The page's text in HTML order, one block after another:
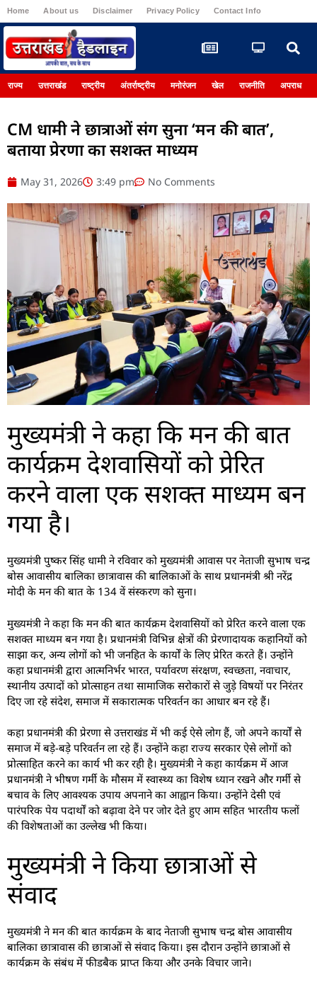
Home About us Disclaimer Privacy Policy Contact Info
राज्य उत्तराखंड राष्ट्रीय अंतर्राष्ट्रीय मनोरंजन खेल राजनीति अपराध
CM धामी ने छात्राओं संग सुना ‘मन की बात’,
बताया प्रेरणा का सशक्त माध्यम
May 31, 2026 3:49 pm No Comments
मुख्यमंत्री ने कहा कि मन की बात
कार्यक्रम देशवासियों को प्रेरित
करने वाला एक सशक्त माध्यम बन
गया है।
मुख्यमंत्री पुष्कर सिंह धामी ने रविवार को मुख्यमंत्री आवास पर नेताजी सुभाष चन्द्र
बोस आवासीय बालिका छात्रावास की बालिकाओं के साथ प्रधानमंत्री श्री नरेंद्र
मोदी के मन की बात के 134 वें संस्करण को सुना।
मुख्यमंत्री ने कहा कि मन की बात कार्यक्रम देशवासियों को प्रेरित करने वाला एक
सशक्त माध्यम बन गया है। प्रधानमंत्री विभिन्न क्षेत्रों की प्रेरणादायक कहानियों को
साझा कर, अन्य लोगों को भी जनहित के कार्यों के लिए प्रेरित करते हैं। उन्होंने
कहा प्रधानमंत्री द्वारा आत्मनिर्भर भारत, पर्यावरण संरक्षण, स्वच्छता, नवाचार,
स्थानीय उत्पादों को प्रोत्साहन तथा सामाजिक सरोकारों से जुड़े विषयों पर निरंतर
दिए जा रहे संदेश, समाज में सकारात्मक परिवर्तन का आधार बन रहे हैं।
कहा प्रधानमंत्री की प्रेरणा से उत्तराखंड में भी कई ऐसे लोग हैं, जो अपने कार्यों से
समाज में बड़े-बड़े परिवर्तन ला रहे हैं। उन्होंने कहा राज्य सरकार ऐसे लोगों को
प्रोत्साहित करने का कार्य भी कर रही है। मुख्यमंत्री ने कहा कार्यक्रम में आज
प्रधानमंत्री ने भीषण गर्मी के मौसम में स्वास्थ्य का विशेष ध्यान रखने और गर्मी से
बचाव के लिए आवश्यक उपाय अपनाने का आह्वान किया। उन्होंने देसी एवं
पारंपरिक पेय पदार्थों को बढ़ावा देने पर जोर देते हुए आम सहित भारतीय फलों
की विशेषताओं का उल्लेख भी किया।
मुख्यमंत्री ने किया छात्राओं से
संवाद
मुख्यमंत्री ने मन की बात कार्यक्रम के बाद नेताजी सुभाष चन्द्र बोस आवासीय
बालिका छात्रावास की छात्राओं से संवाद किया। इस दौरान उन्होंने छात्राओं से
कार्यक्रम के संबंध में फीडबैक प्राप्त किया और उनके विचार जाने।